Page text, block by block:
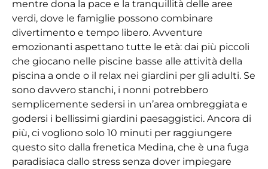
mentre dona la pace e la tranquillità delle aree
verdi, dove le famiglie possono combinare
divertimento e tempo libero. Avventure
emozionanti aspettano tutte le età: dai più piccoli
che giocano nelle piscine basse alle attività della
piscina a onde o il relax nei giardini per gli adulti. Se
sono davvero stanchi, i nonni potrebbero
semplicemente sedersi in un’area ombreggiata e
godersi i bellissimi giardini paesaggistici. Ancora di
più, ci vogliono solo 10 minuti per raggiungere
questo sito dalla frenetica Medina, che è una fuga
paradisiaca dallo stress senza dover impiegare